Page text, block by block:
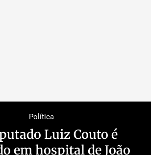
Política
Luiz Couto é
em hospital de João